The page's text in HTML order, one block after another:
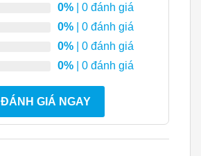
0% | 0 đánh giá
0% | 0 đánh giá
0% | 0 đánh giá
0% | 0 đánh giá
ĐÁNH GIÁ NGAY